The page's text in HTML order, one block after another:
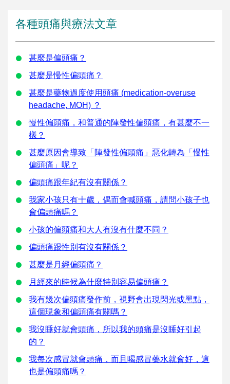
各種頭痛與療法文章
甚麼是偏頭痛？
甚麼是慢性偏頭痛？
甚麼是藥物過度使用頭痛 (medication-overuse
headache, MOH) ？
慢性偏頭痛，和普通的陣發性偏頭痛，有甚麼不一
樣？
甚麼原因會導致「陣發性偏頭痛」惡化轉為「慢性
偏頭痛」呢？
偏頭痛跟年紀有沒有關係？
我家小孩只有十歲，偶而會喊頭痛，請問小孩子也
會偏頭痛嗎？
小孩的偏頭痛和大人有沒有什麼不同？
偏頭痛跟性別有沒有關係？
甚麼是月經偏頭痛？
月經來的時候為什麼特別容易偏頭痛？
我有幾次偏頭痛發作前，視野會出現閃光或黑點，
這個現象和偏頭痛有關嗎？
我沒睡好就會頭痛，所以我的頭痛是沒睡好引起
的？
我每次感冒就會頭痛，而且喝感冒藥水就會好，這
也是偏頭痛嗎？